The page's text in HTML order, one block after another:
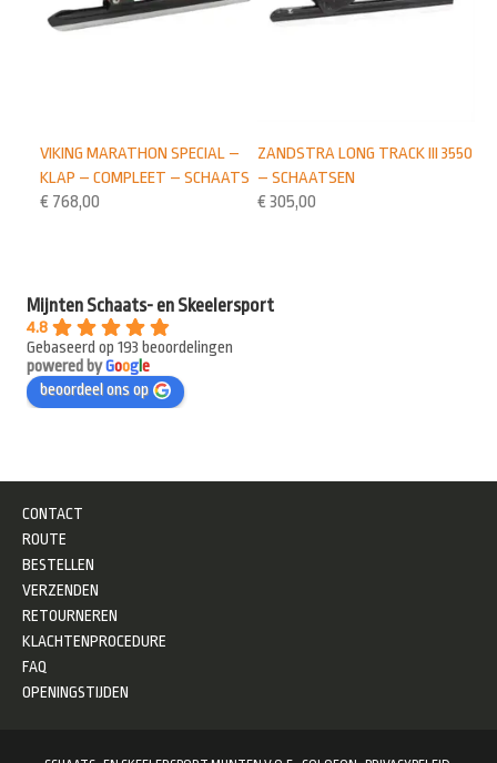
ZANDSTRA LONG TRACK III 3550
– SCHAATSEN
€ 305,00
VIKING MARATHON SPECIAL –
KLAP – COMPLEET – SCHAATS
€ 768,00
Mijnten Schaats- en Skeelersport
4.8
Gebaseerd op 193 beoordelingen
powered byGooge
beoordeel ons op
CONTACT
ROUTE
BESTELLEN
VERZENDEN
RETOURNEREN
KLACHTENPROCEDURE
FAQ
OPENINGSTIJDEN